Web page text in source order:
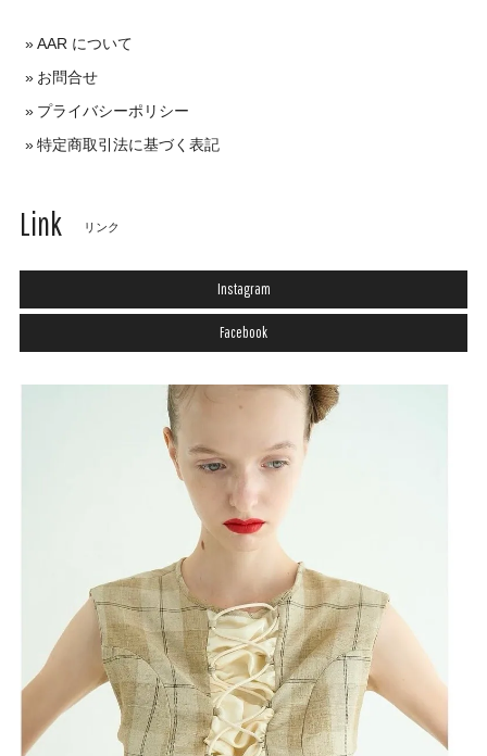
AAR について
お問合せ
プライバシーポリシー
特定商取引法に基づく表記
Link リンク
Instagram
Facebook